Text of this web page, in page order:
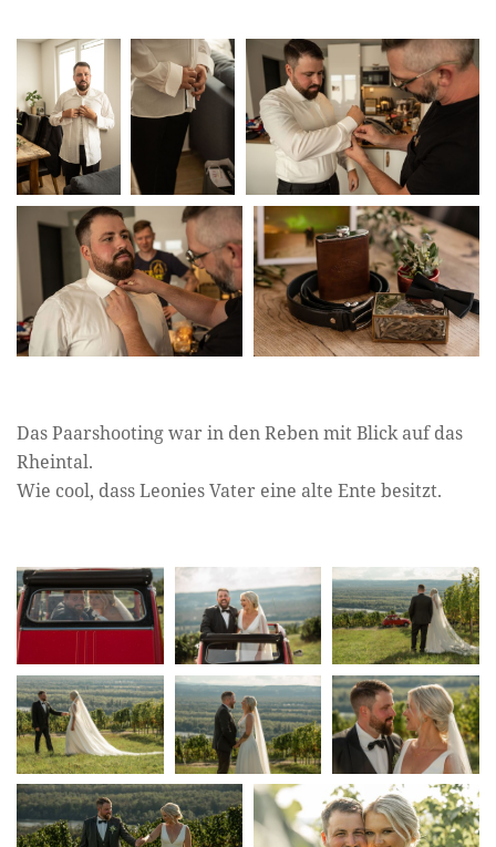
Das Paarshooting war in den Reben mit Blick auf das
Rheintal.
Wie cool, dass Leonies Vater eine alte Ente besitzt.